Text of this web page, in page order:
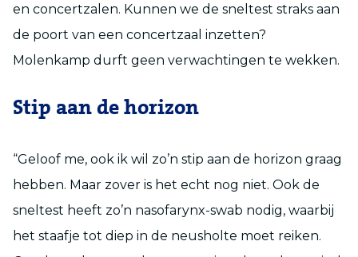
en concertzalen. Kunnen we de sneltest straks aan
de poort van een concertzaal inzetten?
Molenkamp durft geen verwachtingen te wekken.
Stip aan de horizon
“Geloof me, ook ik wil zo’n stip aan de horizon graag
hebben. Maar zover is het echt nog niet. Ook de
sneltest heeft zo’n nasofarynx-swab nodig, waarbij
het staafje tot diep in de neusholte moet reiken.